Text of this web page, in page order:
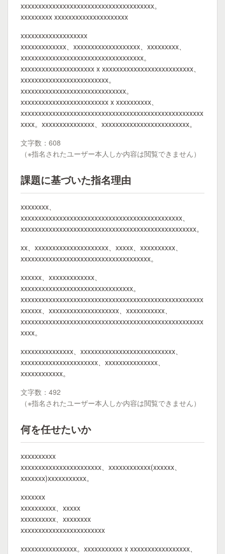
xxxxxxxxxxxxxxxxxxxxxxxxxxxxxxxxxxxxxx。
xxxxxxxxx xxxxxxxxxxxxxxxxxxxxx
xxxxxxxxxxxxxxxxxxx
xxxxxxxxxxxxx、xxxxxxxxxxxxxxxxxxx、xxxxxxxxx、
xxxxxxxxxxxxxxxxxxxxxxxxxxxxxxxxxxx。
xxxxxxxxxxxxxxxxxxxxx x xxxxxxxxxxxxxxxxxxxxxxxxxx、
xxxxxxxxxxxxxxxxxxxxxxxxx。
xxxxxxxxxxxxxxxxxxxxxxxxxxxxxx。
xxxxxxxxxxxxxxxxxxxxxxxxx x xxxxxxxxxx、
xxxxxxxxxxxxxxxxxxxxxxxxxxxxxxxxxxxxxxxxxxxxxxxxxxxx
xxxx。xxxxxxxxxxxxxxx、xxxxxxxxxxxxxxxxxxxxxxxxx。
文字数：608
（※指名されたユーザー本人しか内容は閲覧できません）
課題に基づいた指名理由
xxxxxxxx、
xxxxxxxxxxxxxxxxxxxxxxxxxxxxxxxxxxxxxxxxxxxxxx、
xxxxxxxxxxxxxxxxxxxxxxxxxxxxxxxxxxxxxxxxxxxxxxxxxx。
xx、xxxxxxxxxxxxxxxxxxxxx、xxxxx、xxxxxxxxxx、
xxxxxxxxxxxxxxxxxxxxxxxxxxxxxxxxxxxxx。
xxxxxx、xxxxxxxxxxxxx、
xxxxxxxxxxxxxxxxxxxxxxxxxxxxxxxx。
xxxxxxxxxxxxxxxxxxxxxxxxxxxxxxxxxxxxxxxxxxxxxxxxxxxx
xxxxxx、xxxxxxxxxxxxxxxxxxxx、xxxxxxxxxxx、
xxxxxxxxxxxxxxxxxxxxxxxxxxxxxxxxxxxxxxxxxxxxxxxxxxxx
xxxx。
xxxxxxxxxxxxxxx、xxxxxxxxxxxxxxxxxxxxxxxxxxx、
xxxxxxxxxxxxxxxxxxxxxx、xxxxxxxxxxxxxxx、
xxxxxxxxxxxx。
文字数：492
（※指名されたユーザー本人しか内容は閲覧できません）
何を任せたいか
xxxxxxxxxx
xxxxxxxxxxxxxxxxxxxxxxx、xxxxxxxxxxxx(xxxxxx、
xxxxxxx)xxxxxxxxxxx。
xxxxxxx
xxxxxxxxxx、xxxxx
xxxxxxxxxx、xxxxxxxx
xxxxxxxxxxxxxxxxxxxxxxxx
xxxxxxxxxxxxxxxx。xxxxxxxxxxx x xxxxxxxxxxxxxxxxx、